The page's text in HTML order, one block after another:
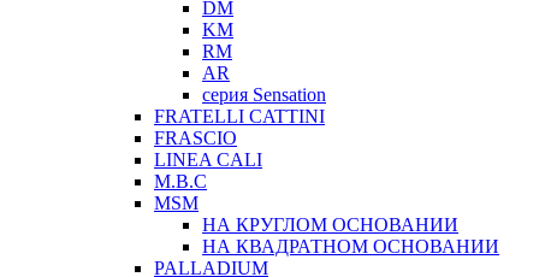
DM
KM
RM
AR
серия Sensation
FRATELLI CATTINI
FRASCIO
LINEA CALI
M.B.C
MSM
НА КРУГЛОМ ОСНОВАНИИ
НА КВАДРАТНОМ ОСНОВАНИИ
PALLADIUM